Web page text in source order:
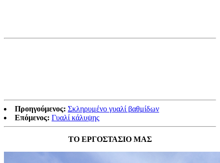
Προηγούμενος: Σκληρυμένο γυαλί βαθμίδων
Επόμενος: Γυαλί κάλυψης
ΤΟ ΕΡΓΟΣΤΑΣΙΟ ΜΑΣ